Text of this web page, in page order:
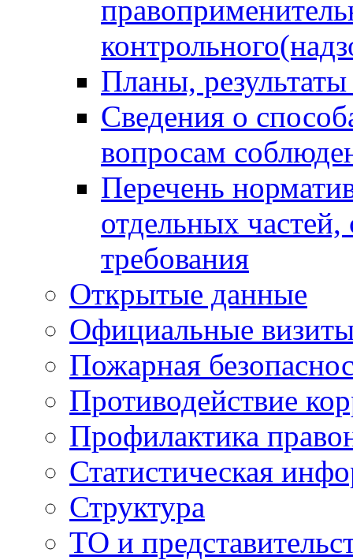
Планы,
Сведения о
вопросам
Перечень
отдельных
требования
Открытые данные
Официальные
Пожарная
Противодействие
Профилактика
Статистическая
Структура
ТО и